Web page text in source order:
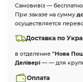
Самовивіз —
При заказе на сумму
осуществляется
Доставка по
в отделение "Нова
Делівері — — для
Оплата